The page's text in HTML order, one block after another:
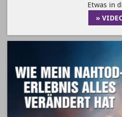
Etwas in
»